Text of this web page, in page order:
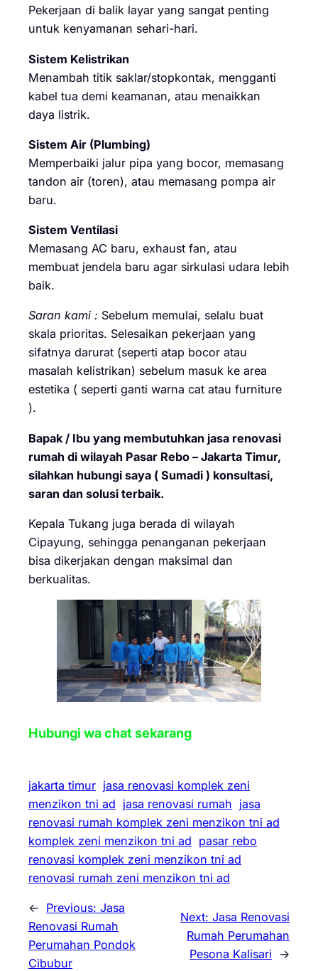
Pekerjaan di balik layar yang sangat penting
untuk kenyamanan sehari-hari.
Sistem Kelistrikan
Menambah titik saklar/stopkontak, mengganti
kabel tua demi keamanan, atau menaikkan
daya listrik.
Sistem Air (Plumbing)
Memperbaiki jalur pipa yang bocor, memasang
tandon air (toren), atau memasang pompa air
baru.
Sistem Ventilasi
Memasang AC baru, exhaust fan, atau
membuat jendela baru agar sirkulasi udara lebih
baik.
Saran kami : Sebelum memulai, selalu buat
skala prioritas. Selesaikan pekerjaan yang
sifatnya darurat (seperti atap bocor atau
masalah kelistrikan) sebelum masuk ke area
estetika ( seperti ganti warna cat atau furniture
).
Bapak / Ibu yang membutuhkan jasa renovasi
rumah di wilayah Pasar Rebo – Jakarta Timur,
silahkan hubungi saya ( Sumadi ) konsultasi,
saran dan solusi terbaik.
Kepala Tukang juga berada di wilayah
Cipayung, sehingga penanganan pekerjaan
bisa dikerjakan dengan maksimal dan
berkualitas.
Hubungi wa chat sekarang
jakarta timur jasa renovasi komplek zeni
menzikon tni ad jasa renovasi rumah jasa
renovasi rumah komplek zeni menzikon tni ad
komplek zeni menzikon tni ad pasar rebo
renovasi komplek zeni menzikon tni ad
renovasi rumah zeni menzikon tni ad
← Previous: Jasa
Renovasi Rumah
Perumahan Pondok
Cibubur
Next: Jasa Renovasi
Rumah Perumahan
Pesona Kalisari
→